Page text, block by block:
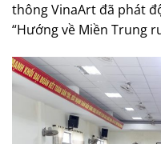
thông VinaArt đã phát
“Hướng về Miền Trung